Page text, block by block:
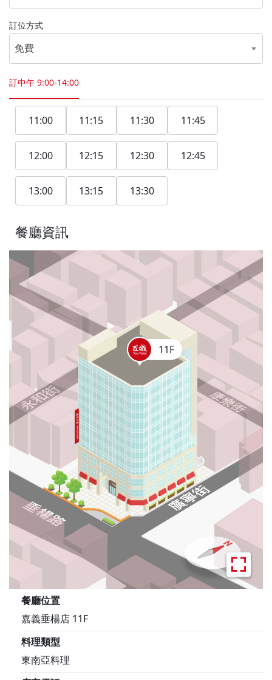
訂位方式
免費
訂中午 9:00-14:00
11:00 11:15 11:30 11:45
12:00 12:15 12:30 12:45
13:00 13:15 13:30
餐廳資訊
11F
餐廳位置
嘉義垂楊店 11F
料理類型
東南亞料理